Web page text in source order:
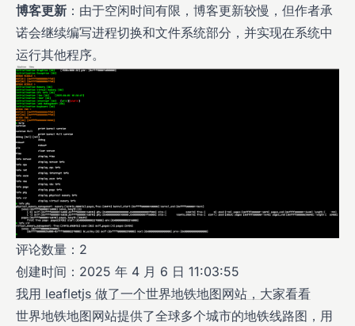
博客更新 ：由于空闲时间有限，博客更新较慢，但作者承
诺会继续编写进程切换和文件系统部分，并实现在系统中
运行其他程序。
评论数量：2
创建时间：2025 年 4 月 6 日 11:03:55
我用 leafletjs 做了一个世界地铁地图网站，大家看看
世界地铁地图网站提供了全球多个城市的地铁线路图，用